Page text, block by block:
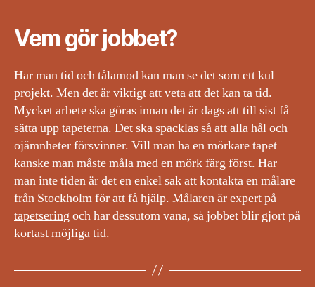
Vem gör jobbet?
Har man tid och tålamod kan man se det som ett kul
projekt. Men det är viktigt att veta att det kan ta tid.
Mycket arbete ska göras innan det är dags att till sist få
sätta upp tapeterna. Det ska spacklas så att alla hål och
ojämnheter försvinner. Vill man ha en mörkare tapet
kanske man måste måla med en mörk färg först. Har
man inte tiden är det en enkel sak att kontakta en målare
från Stockholm för att få hjälp. Målaren ärexpert på
tapetseringoch har dessutom vana, så jobbet blir gjort på
kortast möjliga tid.